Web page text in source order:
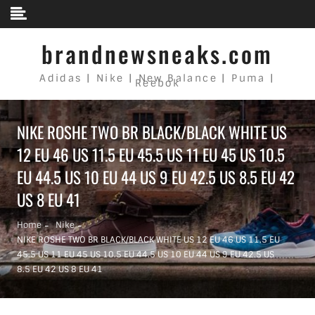
Skip to content
brandnewsneaks.com
Adidas | Nike | New Balance | Puma |
Reebok
NIKE ROSHE TWO BR BLACK/BLACK WHITE US
12 EU 46 US 11.5 EU 45.5 US 11 EU 45 US 10.5
EU 44.5 US 10 EU 44 US 9 EU 42.5 US 8.5 EU 42
US 8 EU 41
Home
Nike
NIKE ROSHE TWO BR BLACK/BLACK WHITE US 12 EU 46 US 11.5 EU
45.5 US 11 EU 45 US 10.5 EU 44.5 US 10 EU 44 US 9 EU 42.5 US
8.5 EU 42 US 8 EU 41